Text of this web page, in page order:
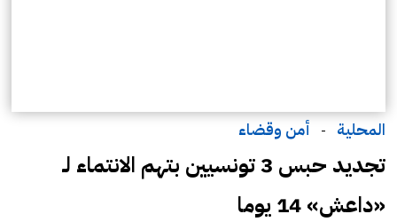
المحلية - أمن وقضاء
تجديد حبس 3 تونسيين بتهم الانتماء لـ
«داعش» 14 يوما